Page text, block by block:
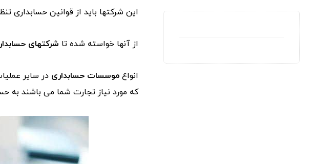
این شرکتها باید از قوانین حسابداری
از آنها خواسته شده تا شرکتهای
انواعموسسات حسابداری در سایر
که مورد نیاز تجارت شما می باشند به